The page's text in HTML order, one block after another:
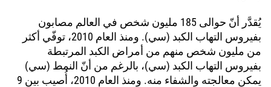
يُقدَّر أنّ حوالى 185 مليون شخص في العالم مصابون
بفيروس التهاب الكبد (سي). ومنذ العام 2010، توفّي أكثر
من مليون شخص منهم من أمراض الكبد المرتبطة
بفيروس التهاب الكبد (سي)، بالرغم من أنّ النمط (سي)
يمكن معالجته والشفاء منه. ومنذ العام 2010، أُصيب بين 9